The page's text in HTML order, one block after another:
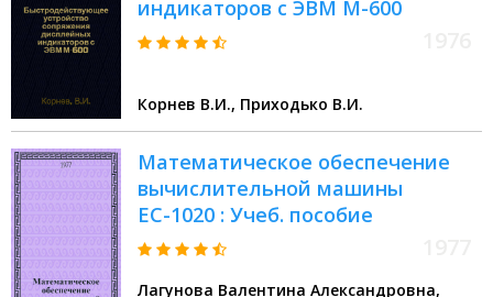
индикаторов с ЭВМ М-600
Корнев В.И., Приходько В.И.
Математическое обеспечение
вычислительной машины
ЕС-1020 : Учеб. пособие
Лагунова Валентина Александровна,